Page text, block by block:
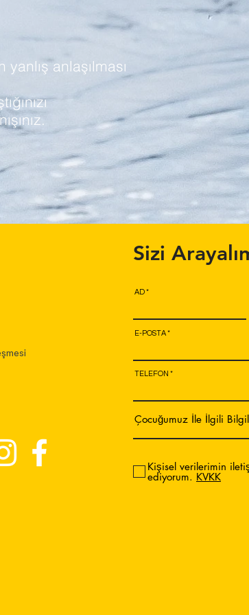
yanlış anlaşılması
Sizi
AD
E-POSTA
TELEFON
Kişisel verilerimin
ediyorum. KVKK